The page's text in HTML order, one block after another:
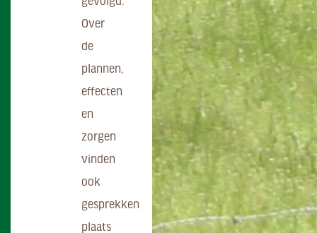
Over
de
plannen,
effecten
en
zorgen
vinden
ook
gesprekken
plaats